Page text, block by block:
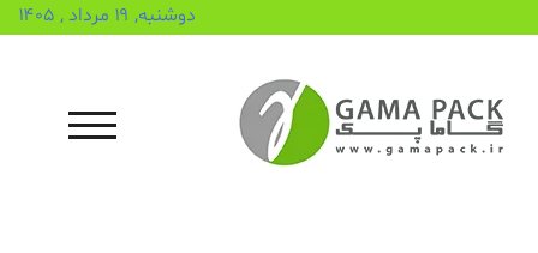
دوشنبه, ۱۹ مرداد , ۱۴۰۵
محتوا
منوی تلفن